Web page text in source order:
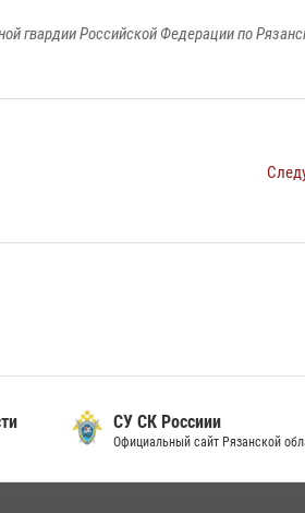
гвардии Российской Федерации по
СУ СК Россиии
Официальный сайт Рязанской